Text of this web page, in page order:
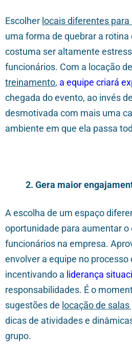
Escolher locais diferentes
uma forma de quebrar a rotina
costuma ser altamente
funcionários. Com a locação
treinamento, a equipe criará
chegada do evento, ao invés
desmotivada com mais uma
ambiente em que ela passa
2. Gera maior
A escolha de um espaço
oportunidade para aumentar
funcionários na empresa.
envolver a equipe no processo
incentivando a liderança
responsabilidades. É o
sugestões de locação de
dicas de atividades e
grupo.